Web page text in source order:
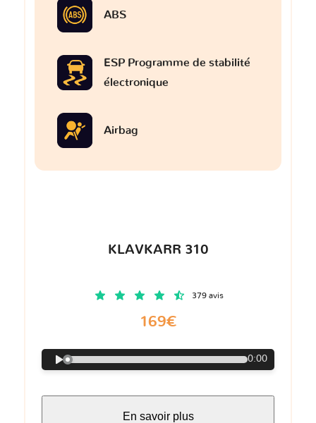
ABS
ESP Programme de stabilité
électronique
Airbag
KLAVKARR 310
379 avis
169€
0:00
En savoir plus